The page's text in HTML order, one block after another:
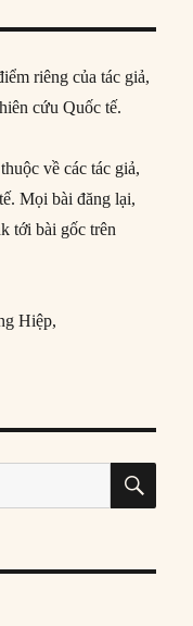
riêng của tác giả,
cứu Quốc tế.
về các tác giả,
Mọi bài đăng lại,
tới bài gốc trên
Hiệp,